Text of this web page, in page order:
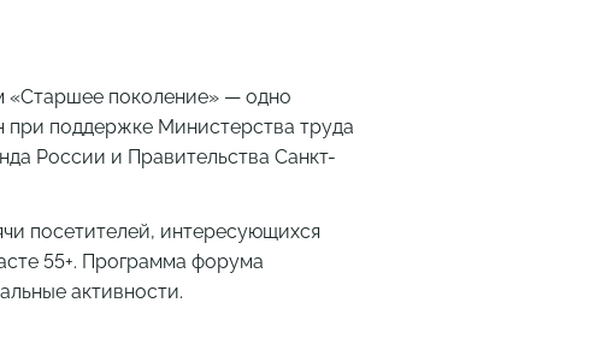
«Старшее поколение» — одно
при поддержке Министерства труда
России и Правительства Санкт-
посетителей, интересующихся
55+. Программа форума
активности.